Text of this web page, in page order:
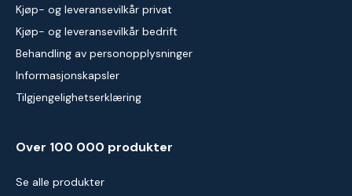
Kjøp- og leveransevilkår privat
Kjøp- og leveransevilkår bedrift
Behandling av personopplysninger
Informasjonskapsler
Tilgjengelighetserklæring
Over 100 000 produkter
Se alle produkter